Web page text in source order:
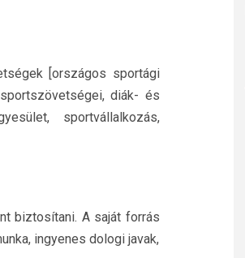
[országos sportági
diák- és
sportvállalkozás,
biztosítani. A saját forrás
ingyenes dologi javak,